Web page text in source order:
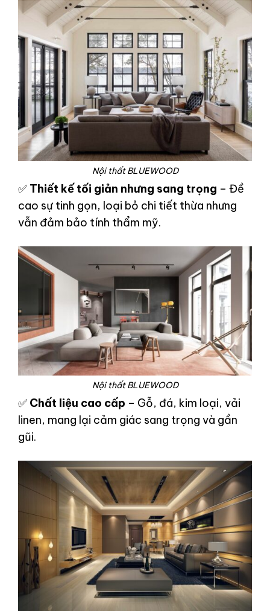
Nội thất BLUEWOOD
✅ Thiết kế tối giản nhưng sang trọng – Đề
cao sự tinh gọn, loại bỏ chi tiết thừa nhưng
vẫn đảm bảo tính thẩm mỹ.
Nội thất BLUEWOOD
✅ Chất liệu cao cấp – Gỗ, đá, kim loại, vải
linen, mang lại cảm giác sang trọng và gần
gũi.